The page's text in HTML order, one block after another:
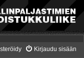
Kirjaudu sisään